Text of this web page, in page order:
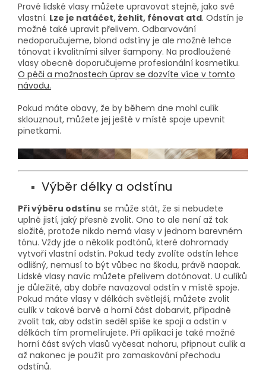
Pravé lidské vlasy můžete upravovat stejně, jako své
vlastní. Lze je natáčet, žehlit, fénovat atd. Odstín je
možné také upravit přelivem. Odbarvování
nedoporučujeme, blond odstíny je ale možné lehce
tónovat i kvalitními silver šampony. Na prodloužené
vlasy obecně doporučujeme profesionální kosmetiku.
O péči a možnostech úprav se dozvíte více v tomto
návodu.
Pokud máte obavy, že by během dne mohl culík
sklouznout, můžete jej ještě v místě spoje upevnit
pinetkami.
Výběr délky a odstínu
Při výběru odstínu se může stát, že si nebudete
uplně jistí, jaký přesně zvolit. Ono to ale není až tak
složité, protože nikdo nemá vlasy v jednom barevném
tónu. Vždy jde o několik podtónů, které dohromady
vytvoří vlastní odstín. Pokud tedy zvolíte odstín lehce
odlišný, nemusí to být vůbec na škodu, právě naopak.
Lidské vlasy navíc můžete přelivem dotónovat. U culíků
je důležité, aby dobře navazoval odstín v místě spoje.
Pokud máte vlasy v délkách světlejší, můžete zvolit
culík v takové barvě a horní část dobarvit, případně
zvolit tak, aby odstín seděl spíše ke spoji a odstín v
délkách tím promelírujete. Při aplikaci je také možné
horní část svých vlasů vyčesat nahoru, připnout culík a
až nakonec je použít pro zamaskování přechodu
odstínů.